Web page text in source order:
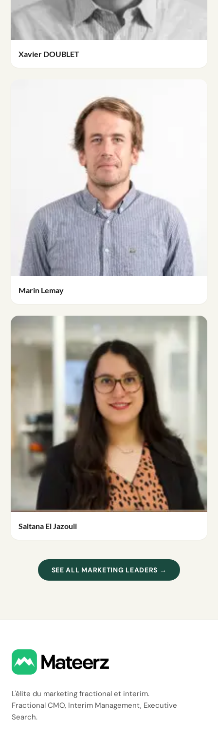
Xavier DOUBLET
Marin Lemay
Saltana El Jazouli
SEE ALL MARKETING LEADERS →
L'élite du marketing fractional et interim.
Fractional CMO, Interim Management, Executive
Search.